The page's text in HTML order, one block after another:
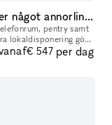
Cool och udda lokal för dig som söker något annorlinda för ditt event
lokaldisponering gör
kan passa flera olika typer av event. Drot
€ 547 per dag